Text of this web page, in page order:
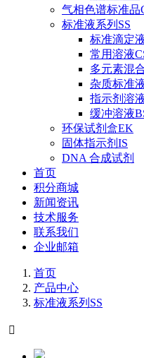
气相色谱标准品
标准液系列SS
标准滴定
常用溶液
多元素混
杂质标准
指示剂溶
缓冲溶液
环保试剂盒EK
固体指示剂IS
DNA 合成试剂
首页
积分商城
新闻资讯
技术服务
联系我们
企业邮箱
首页
产品中心
标准液系列SS
